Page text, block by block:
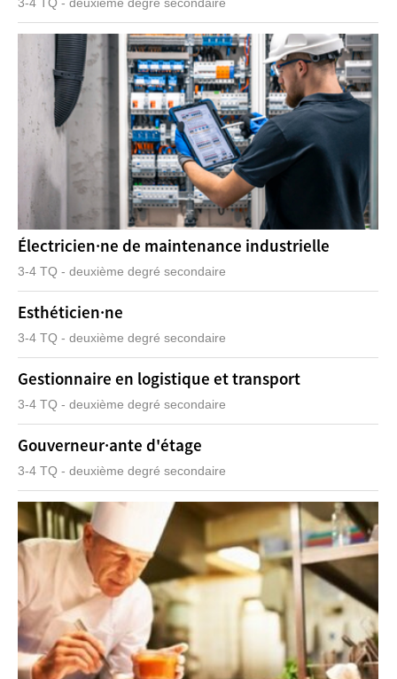
3-4 TQ - deuxième degré secondaire
Électricien·ne de maintenance industrielle
3-4 TQ - deuxième degré secondaire
Esthéticien·ne
3-4 TQ - deuxième degré secondaire
Gestionnaire en logistique et transport
3-4 TQ - deuxième degré secondaire
Gouverneur·ante d'étage
3-4 TQ - deuxième degré secondaire